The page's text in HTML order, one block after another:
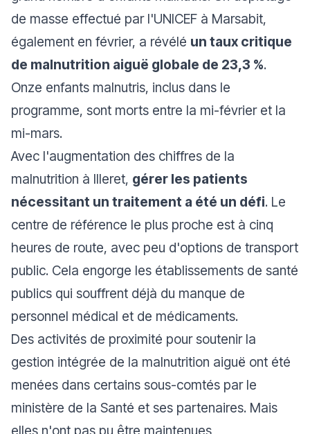
de masse effectué par l'UNICEF à Marsabit,
également en février, a révélé un taux critique
de malnutrition aiguë globale de 23,3 %.
Onze enfants malnutris, inclus dans le
programme, sont morts entre la mi-février et la
mi-mars.
Avec l'augmentation des chiffres de la
malnutrition à Illeret, gérer les patients
nécessitant un traitement a été un défi. Le
centre de référence le plus proche est à cinq
heures de route, avec peu d'options de transport
public. Cela engorge les établissements de santé
publics qui souffrent déjà du manque de
personnel médical et de médicaments.
Des activités de proximité pour soutenir la
gestion intégrée de la malnutrition aiguë ont été
menées dans certains sous-comtés par le
ministère de la Santé et ses partenaires. Mais
elles n'ont pas pu être maintenues